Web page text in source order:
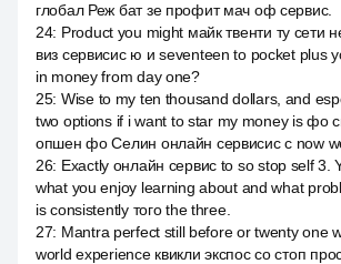
глобал Реж бат зе профит мач оф сервис.
24: Product you might майк твенти ту сети
виз сервисис ю и seventeen to pocket plus
in money from day one?
25: Wise to my ten thousand dollars, and
two options if i want to star my money is фо
опшен фо Селин онлайн сервисис с now
26: Exactly онлайн сервис to so stop self 3.
what you enjoy learning about and what
is consistently того the three.
27: Mantra perfect still before or twenty one
world experience квикли экспос со стоп